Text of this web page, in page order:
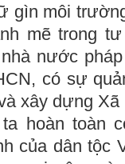
gìn môi
mẽ trong
nước
có sự
xây dựng Xã
hoàn toàn
của dân tộc